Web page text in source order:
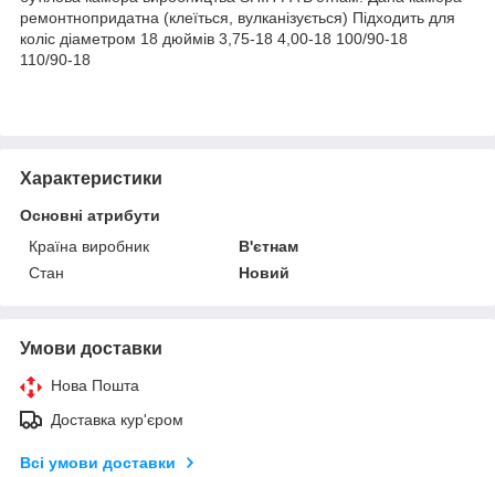
ремонтнопридатна (клеїться, вулканізується) Підходить для
коліс діаметром 18 дюймів 3,75-18 4,00-18 100/90-18
110/90-18
Характеристики
Основні атрибути
Країна виробник
В'єтнам
Стан
Новий
Умови доставки
Нова Пошта
Доставка кур'єром
Всі умови доставки